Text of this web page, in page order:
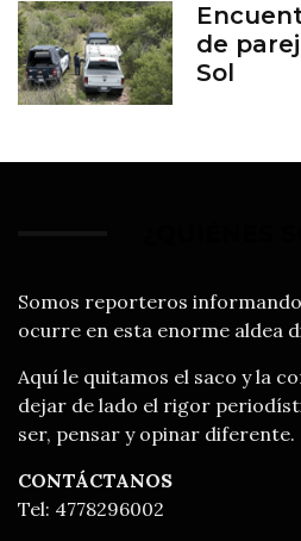
de
Sol
Somos reporteros
ocurre en esta enorme aldea
Aquí le quitamos el saco y la
dejar de lado el rigor
ser, pensar y opinar diferente.
CONTÁCTANOS
Tel: 4778296002